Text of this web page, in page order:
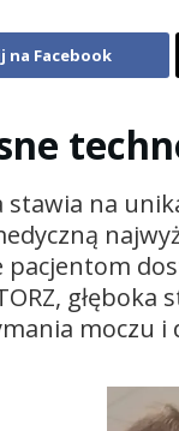
na Facebook
stawia na
moczu